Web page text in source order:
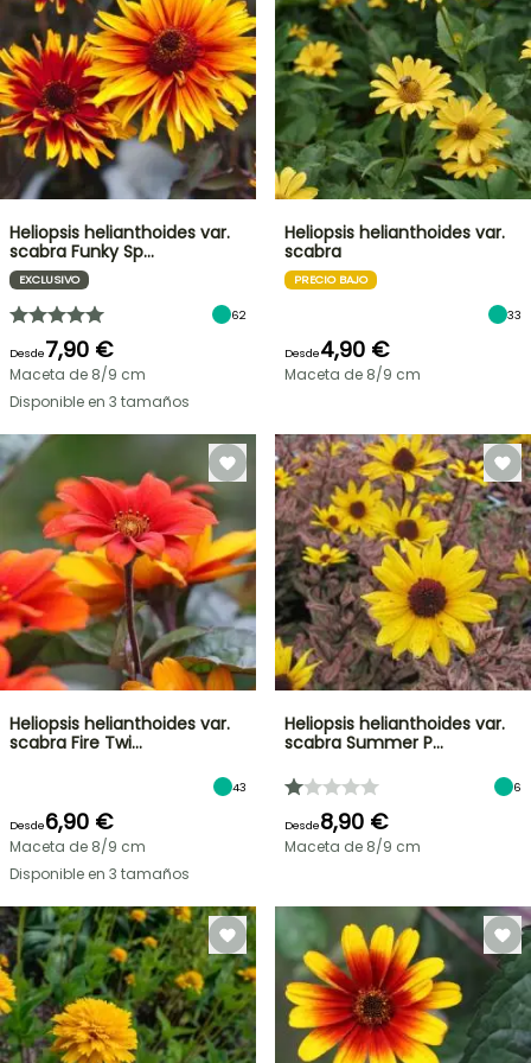
OFERTA
RELÁMPAGO
¡HASTA
UN
30
%
Heliopsis helianthoides var.
scabra Funky Sp…
EXCLUSIVO
62
Desde7,90 €
Maceta de 8/9 cm
Disponible en 3 tamaños
Heliopsis helianthoides var.
scabra
PRECIO BAJO
33
Desde4,90 €
Maceta de 8/9 cm
Heliopsis helianthoides var.
scabra Fire Twi…
43
Desde6,90 €
Maceta de 8/9 cm
Disponible en 3 tamaños
Heliopsis helianthoides var.
scabra Summer P…
6
Desde8,90 €
Maceta de 8/9 cm